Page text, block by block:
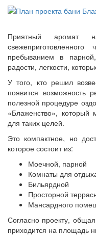
Приятный аромат
пребыванием в
радости, легкости,
У того, кто решил
появится возможность
полезной процедуре
«Блаженство»,
для таких целей.
Это компактное, но
которое состоит из:
Моечной, парной
Комнаты для
Бильярдной
Просторной
Мансардного
Согласно проекту,
приходится на площадь